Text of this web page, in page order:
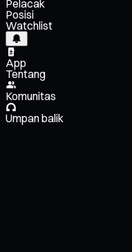
Pelacak
Posisi
Watchlist
App
Tentang
Komunitas
Umpan balik